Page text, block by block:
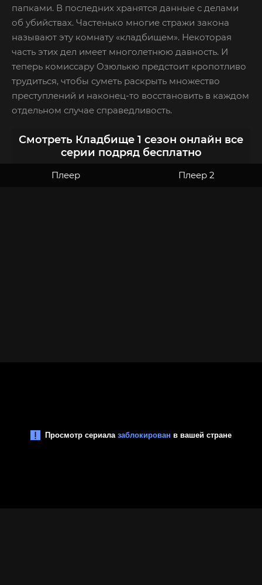
папками. В последних хранятся данные с делами
об убийствах. Частенько многие стражи закона
называют эту комнату «кладбищем». Некоторая
часть этих дел имеет многолетнюю давность. И
теперь комиссару Озюлькю предстоит кропотливо
трудиться, чтобы суметь раскрыть множество
преступлений и наконец-то восстановить в каждом
отдельном случае справедливость.
Смотреть Кладбище 1 сезон онлайн все
серии подряд бесплатно
Плеер Плеер 2